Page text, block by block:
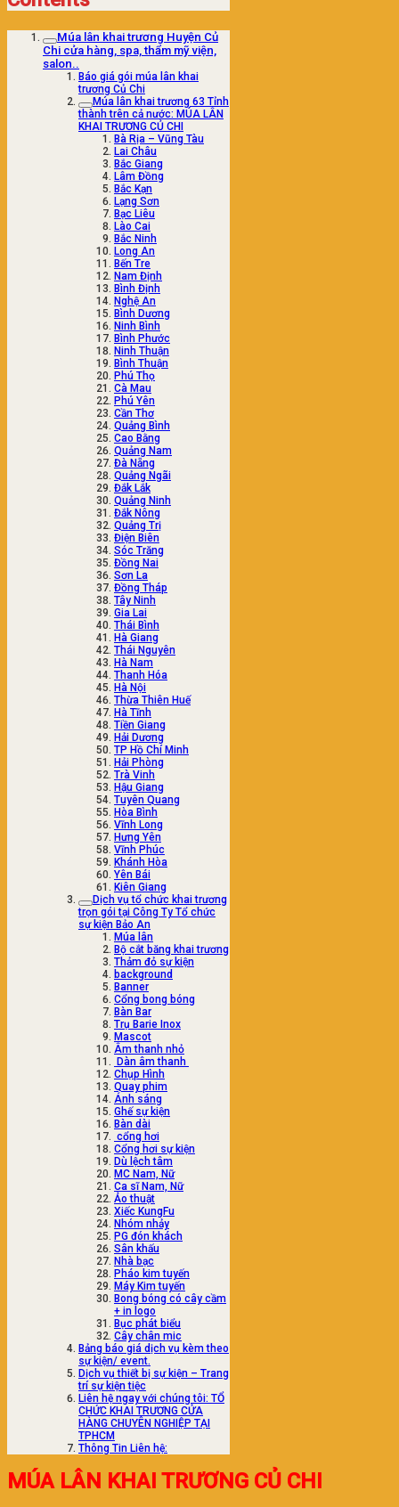
Múa lân khai trương Huyện Củ
Chi cửa hàng, spa, thẩm mỹ viện,
salon..
Báo giá gói múa lân khai
trương Củ Chi
Múa lân khai trương 63 Tỉnh
thành trên cả nước: MÚA LÂN
KHAI TRƯƠNG CỦ CHI
Bà Rịa – Vũng Tàu
Lai Châu
Bắc Giang
Lâm Đồng
Bắc Kạn
Lạng Sơn
Bạc Liêu
Lào Cai
Bắc Ninh
Long An
Bến Tre
Nam Định
Bình Định
Nghệ An
Bình Dương
Ninh Bình
Bình Phước
Ninh Thuận
Bình Thuận
Phú Thọ
Cà Mau
Phú Yên
Cần Thơ
Quảng Bình
Cao Bằng
Quảng Nam
Đà Nẵng
Quảng Ngãi
Đắk Lắk
Quảng Ninh
Đắk Nông
Quảng Trị
Điện Biên
Sóc Trăng
Đồng Nai
Sơn La
Đồng Tháp
Tây Ninh
Gia Lai
Thái Bình
Hà Giang
Thái Nguyên
Hà Nam
Thanh Hóa
Hà Nội
Thừa Thiên Huế
Hà Tĩnh
Tiền Giang
Hải Dương
TP Hồ Chí Minh
Hải Phòng
Trà Vinh
Hậu Giang
Tuyên Quang
Hòa Bình
Vĩnh Long
Hưng Yên
Vĩnh Phúc
Khánh Hòa
Yên Bái
Kiên Giang
Dịch vụ tổ chức khai trương
trọn gói tại Công Ty Tổ chức
sự kiện Bảo An
Múa lân
Bộ cắt băng khai trương
Thảm đỏ sự kiện
background
Banner
Cổng bong bóng
Bàn Bar
Trụ Barie Inox
Mascot
Âm thanh nhỏ
Dàn âm thanh
Chụp Hình
Quay phim
Ánh sáng
Ghế sự kiện
Bàn dài
cổng hơi
Cổng hơi sự kiện
Dù lệch tâm
MC Nam, Nữ
Ca sĩ Nam, Nữ
Ảo thuật
Xiếc KungFu
Nhóm nhảy
PG đón khách
Sân khấu
Nhà bạc
Pháo kim tuyến
Máy Kim tuyến
Bong bóng có cây cầm
+ in logo
Bục phát biểu
Cây chân mic
Bảng báo giá dịch vụ kèm theo
sự kiện/ event.
Dịch vụ thiết bị sự kiện – Trang
trí sự kiện tiệc
Liên hệ ngay với chúng tôi: TỔ
CHỨC KHAI TRƯƠNG CỬA
HÀNG CHUYÊN NGHIỆP TẠI
TPHCM
Thông Tin Liên hệ:
MÚA LÂN KHAI TRƯƠNG CỦ CHI